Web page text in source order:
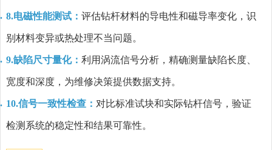
8.电磁性能测试： 评估钻杆材料的导电性和磁导率变化，识
别材料变异或热处理不当问题。
9.缺陷尺寸量化： 利用涡流信号分析，精确测量缺陷长度、
宽度和深度，为维修决策提供数据支持。
10.信号一致性检查： 对比标准试块和实际钻杆信号，验证
检测系统的稳定性和结果可靠性。